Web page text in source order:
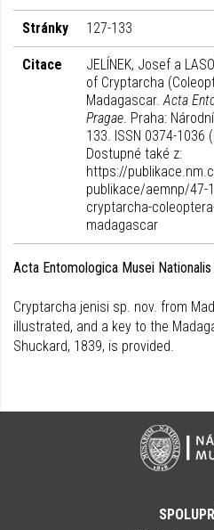
Stránky 127-133
Citace
JELÍNEK, Josef a
of Cryptarcha
Madagascar.Acta
Pragae. Praha:
133. ISSN 0374-1036
Dostupné také z:
https://
publikace/aemnp/47-
cryptarcha-
madagascar
Acta Entomologica Musei
Cryptarcha jenisi sp. nov. from
illustrated, and a key to the
Shuckard, 1839, is provided.